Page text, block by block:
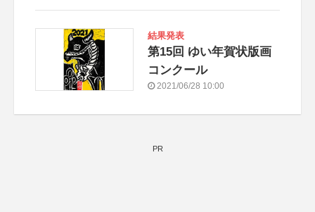
結果発表
第15回 ゆい年賀状版画
コンクール
2021/06/28 10:00
PR